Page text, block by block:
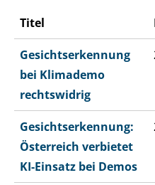
Titel
Gesichtserkennung
bei Klimademo
rechtswidrig
Gesichtserkennung:
Österreich verbietet
KI-Einsatz bei Demos